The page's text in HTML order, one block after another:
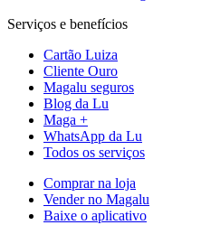
Serviços e benefícios
Cartão Luiza
Cliente Ouro
Magalu seguros
Blog da Lu
Maga +
WhatsApp da Lu
Todos os serviços
Comprar na loja
Vender no Magalu
Baixe o aplicativo